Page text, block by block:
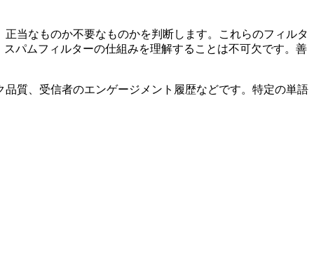
当なものか不要なものかを判断します。これらのフィルタ
パムフィルターの仕組みを理解することは不可欠です。善
質、受信者のエンゲージメント履歴などです。特定の単語